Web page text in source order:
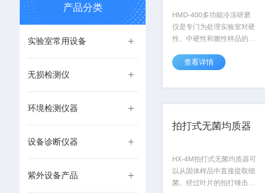
产品分类
实验室常用设备
无损检测仪
环境检测仪器
设备诊断仪器
紫外设备产品
HMD-400多功能冷冻研磨
仪是专门为处理实验室对硬
性、中硬性和脆性样品的细
品范围包含谷物、油料种
物饲料、奶酪、水果、骨
查看详情
拍打式无菌均质器
HX-4M拍打式无菌均质器可
以从固体样品中直接提取细
菌。经过叶片的拍打锤击产